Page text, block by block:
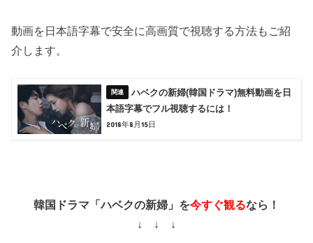
動画を日本語字幕で安全に高画質で視聴する方法もご紹
介します。
ハベクの新婦(韓国ドラマ)無料動画を日
本語字幕でフル視聴するには！
2018年8月15日
韓国ドラマ「ハベクの新婦」を今すぐ観るなら！
↓ ↓ ↓